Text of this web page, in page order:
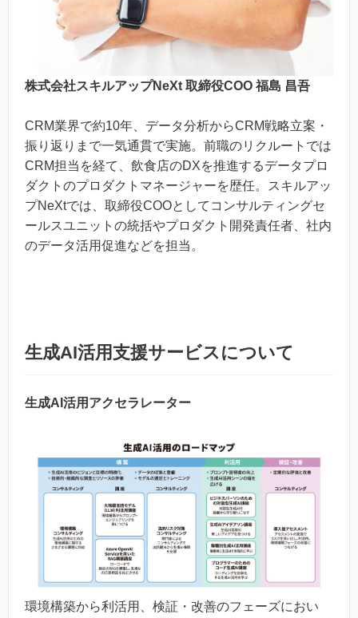
株式会社スキルアップNeXt 取締役COO 福島 昌吾
CRM業界で約10年、データ分析からCRM戦略立案・
振り返りまで一気通貫で実施。前職のリクルートでは
CRM担当を経て、飲食店のDXを推進するデータプロ
ダクトのプロダクトマネージャーを歴任。スキルアッ
プNeXtでは、取締役COOとしてコンサルティングセ
ールスユニットの統括やプロダクト開発責任者、社内
のデータ活用促進などを担当。
生成AI活用支援サービスについて
生成AI活用アクセラレーター
環境構築から利活用、検証・改善のフェーズにおい